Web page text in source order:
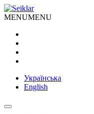
MENUMENU
Українська
English